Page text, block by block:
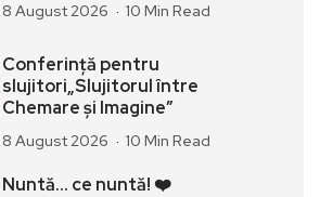
8 August 2026 10 Min Read
Conferință pentru
slujitori„Slujitorul între
Chemare și Imagine”
8 August 2026 10 Min Read
Nuntă… ce nuntă! ❤️